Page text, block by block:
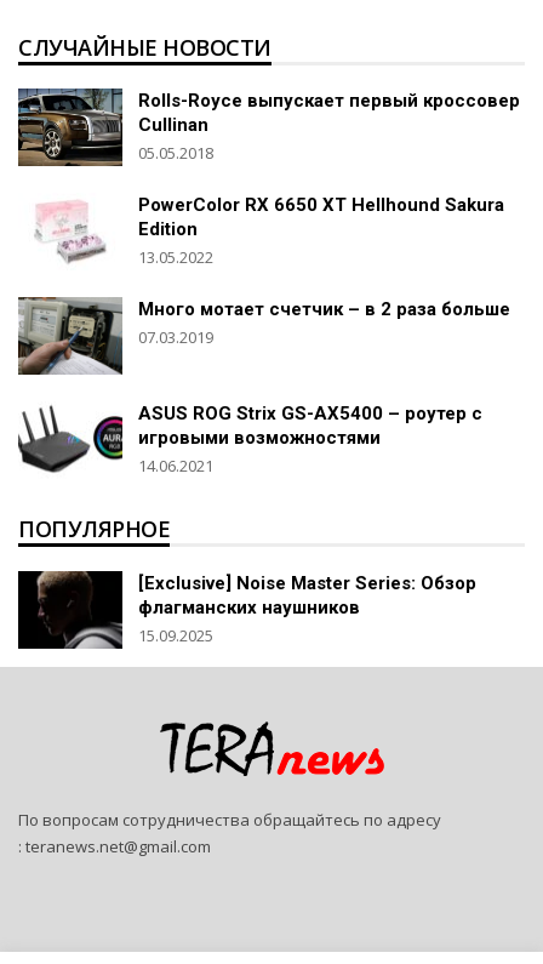
СЛУЧАЙНЫЕ НОВОСТИ
Rolls-Royce выпускает первый кроссовер
Cullinan
05.05.2018
PowerColor RX 6650 XT Hellhound Sakura
Edition
13.05.2022
Много мотает счетчик – в 2 раза больше
07.03.2019
ASUS ROG Strix GS-AX5400 – роутер с
игровыми возможностями
14.06.2021
ПОПУЛЯРНОЕ
[Exclusive] Noise Master Series: Обзор
флагманских наушников
15.09.2025
По вопросам сотрудничества обращайтесь по адресу
: teranews.net@gmail.com